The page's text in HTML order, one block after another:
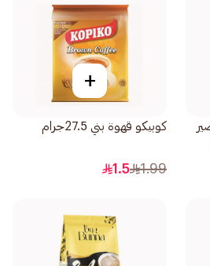
+
كوبيكو قهوة بني 27.5جرام
1.99
1.5